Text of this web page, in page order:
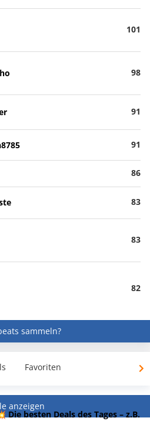
101
98
91
91
86
83
83
82
sammeln?
Favoriten
anzeigen
Die besten Deals des Tages – z.B.